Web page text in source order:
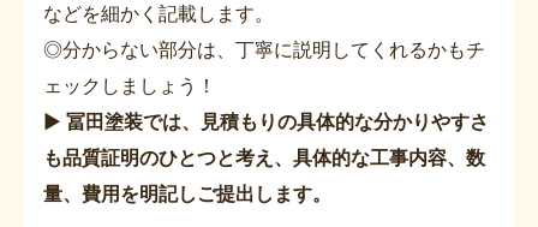
などを細かく記載します。
◎分からない部分は、丁寧に説明してくれるかもチ
ェックしましょう！
▶ 冨田塗装では、見積もりの具体的な分かりやすさ
も品質証明のひとつと考え、具体的な工事内容、数
量、費用を明記しご提出します。